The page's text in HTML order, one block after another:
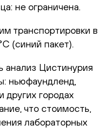
не ограничена.
транспортировки в
(синий пакет).
анализ Цистинурия
ньюфаундленд,
других городах
что стоимость,
лабораторных